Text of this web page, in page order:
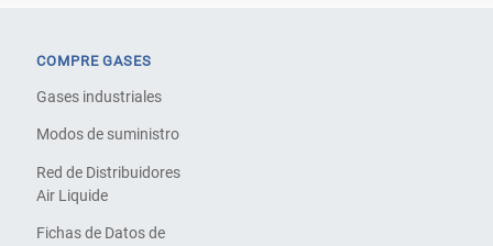
COMPRE GASES
Gases industriales
Modos de suministro
Red de Distribuidores
Air Liquide
Fichas de Datos de